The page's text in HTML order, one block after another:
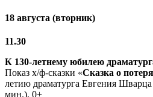
18 августа (вторник)
11.30
К 130-летнему юбилею
Показ х/ф-сказки «Сказка о
летию драматурга Евгения
мин.), 0+